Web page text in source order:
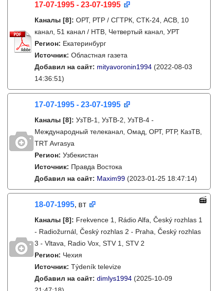
17-07-1995 - 23-07-1995
Каналы [8]: ОРТ, РТР / СГТРК, СТК-24, АСВ, 10
канал, 51 канал / НТВ, Четвертый канал, УРТ
Регион: Екатеринбург
Источник: Областная газета
Добавил на сайт: mityavoronin1994 (2022-08-03
14:36:51)
17-07-1995 - 23-07-1995
Каналы [8]: УзТВ-1, УзТВ-2, УзТВ-4 -
Международный телеканал, Омад, ОРТ, РТР, КазТВ,
TRT Avrasya
Регион: Узбекистан
Источник: Правда Востока
Добавил на сайт: Maxim99 (2023-01-25 18:47:14)
18-07-1995, вт
Каналы [8]: Frekvence 1, Rádio Alfa, Český rozhlas 1
- Radiožurnál, Český rozhlas 2 - Praha, Český rozhlas
3 - Vltava, Radio Vox, STV 1, STV 2
Регион: Чехия
Источник: Týdeník televize
Добавил на сайт: dimlys1994 (2025-10-09